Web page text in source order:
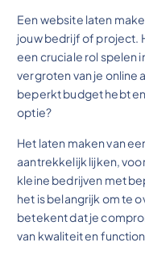
Een website laten
jouw bedrijf of project.
een cruciale rol spelen
vergroten van je online
beperkt budget hebt
optie?
Het laten maken van
aantrekkelijk lijken,
kleine bedrijven met
het is belangrijk om te
betekent dat je
van kwaliteit en